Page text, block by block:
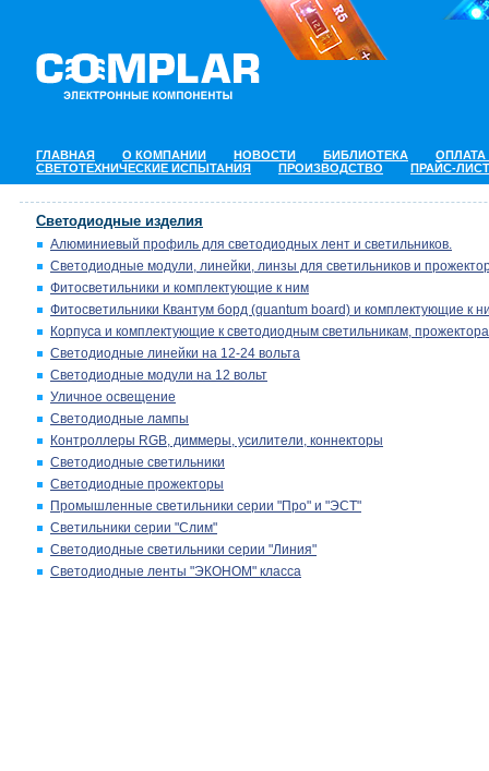
ГЛАВНАЯ О КОМПАНИИ НОВОСТИ БИБЛИОТЕКА
ОПЛАТА
СВЕТОТЕХНИЧЕСКИЕ ИСПЫТАНИЯ
ПРОИЗВОДСТВО ПРАЙС-ЛИСТ
Светодиодные изделия
Алюминиевый профиль для светодиодных лент и светильников.
Светодиодные модули, линейки, линзы для светильников и
Фитосветильники и комплектующие к ним
Фитосветильники Квантум борд (quantum board) и комплектующие к
Корпуса и комплектующие к светодиодным светильникам,
Светодиодные линейки на 12-24 вольта
Светодиодные модули на 12 вольт
Уличное освещение
Светодиодные лампы
Контроллеры RGB, диммеры, усилители, коннекторы
Светодиодные светильники
Светодиодные прожекторы
Промышленные светильники серии "Про" и "ЭСТ"
Светильники серии "Слим"
Светодиодные светильники серии "Линия"
Светодиодные ленты "ЭКОНОМ" класса